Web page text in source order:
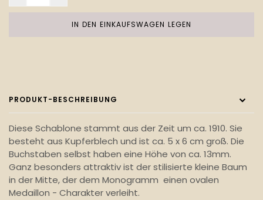
IN DEN EINKAUFSWAGEN LEGEN
PRODUKT-BESCHREIBUNG
Diese Schablone stammt aus der Zeit um ca. 1910. Sie
besteht aus Kupferblech und ist ca. 5 x 6 cm groß. Die
Buchstaben selbst haben eine Höhe von ca. 13mm.
Ganz besonders attraktiv ist der stilisierte kleine Baum
in der Mitte, der dem Monogramm einen ovalen
Medaillon - Charakter verleiht.